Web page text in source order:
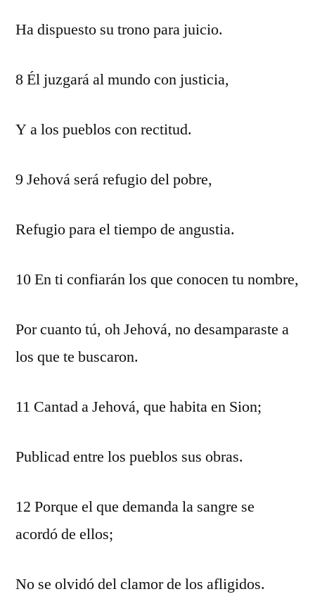
Ha dispuesto su trono para juicio.
8 Él juzgará al mundo con justicia,
Y a los pueblos con rectitud.
9 Jehová será refugio del pobre,
Refugio para el tiempo de angustia.
10 En ti confiarán los que conocen tu nombre,
Por cuanto tú, oh Jehová, no desamparaste a
los que te buscaron.
11 Cantad a Jehová, que habita en Sion;
Publicad entre los pueblos sus obras.
12 Porque el que demanda la sangre se
acordó de ellos;
No se olvidó del clamor de los afligidos.